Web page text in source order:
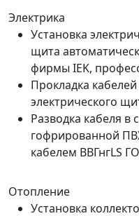
Электрика
Установка
щита
фирмы IEK,
Прокладка
электрического
Разводка кабеля
гофрированной
кабелем ВВГнгLS
Отопление
Установка